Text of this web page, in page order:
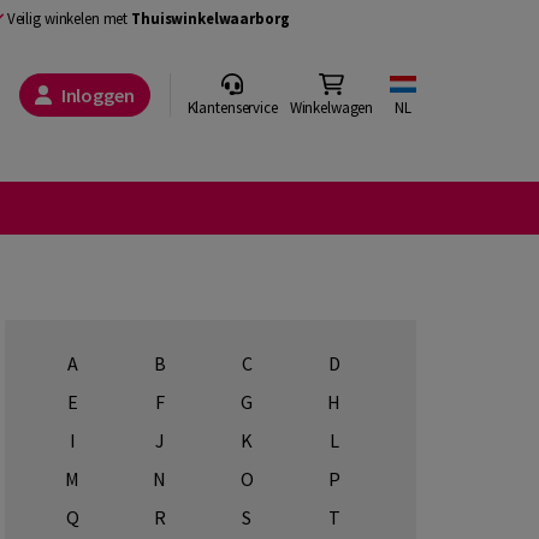
Veilig winkelen met Thuiswinkelwaarborg
Inloggen Klantenservice Winkelwagen NL
A B C
D
E
F G
H
I
J K
L
M
N O
P
Q
R S
T